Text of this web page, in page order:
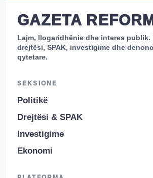
GAZETA
Lajm, llogaridhënie dhe interes publik.
drejtësi, SPAK, investigime dhe
qytetare.
SEKSIONE
Politikë
Drejtësi & SPAK
Investigime
Ekonomi